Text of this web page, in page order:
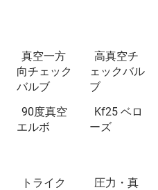
真空一方
向チェック
バルブ
高真空チ
ェックバル
ブ
90度真空
エルボ
Kf25 ベロ
ーズ
トライク
圧力・真